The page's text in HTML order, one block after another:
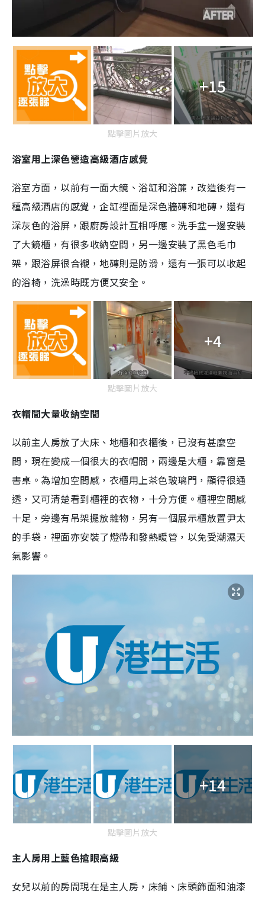
+15
點擊圖片放大
浴室用上深色營造高級酒店感覺
浴室方面，以前有一面大鏡、浴缸和浴簾，改造後有一
種高級酒店的感覺，企缸裡面是深色牆磚和地磚，還有
深灰色的浴屏，跟廚房設計互相呼應。洗手盆一邊安裝
了大鏡櫃，有很多收納空間，另一邊安裝了黑色毛巾
架，跟浴屏很合襯，地磚則是防滑，還有一張可以收起
的浴椅，洗澡時既方便又安全。
+4
點擊圖片放大
衣帽間大量收納空間
以前主人房放了大床、地櫃和衣櫃後，已沒有甚麼空
間，現在變成一個很大的衣帽間，兩邊是大櫃，靠窗是
書桌。為增加空間感，衣櫃用上茶色玻璃門，顯得很通
透，又可清楚看到櫃裡的衣物，十分方便。櫃裡空間感
十足，旁邊有吊架擺放雜物，另有一個展示櫃放置尹太
的手袋，裡面亦安裝了燈帶和發熱暖管，以免受潮濕天
氣影響。
+14
點擊圖片放大
主人房用上藍色搶眼高級
女兒以前的房間現在是主人房，床鋪、床頭飾面和油漆